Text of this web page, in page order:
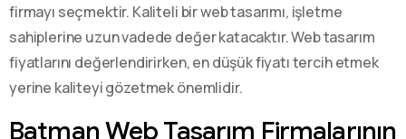
firmayı seçmektir. Kaliteli bir web tasarımı, işletme
sahiplerine uzun vadede değer katacaktır. Web tasarım
fiyatlarını değerlendirirken, en düşük fiyatı tercih etmek
yerine kaliteyi gözetmek önemlidir.
Batman Web Tasarım Firmalarının